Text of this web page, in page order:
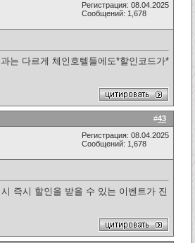
Регистрация: 08.04.2025
Сообщений: 1,678
는 다르게 체인호텔들에도*할인코드가*
#43
Регистрация: 08.04.2025
Сообщений: 1,678
즉시 할인을 받을 수 있는 이벤트가 진